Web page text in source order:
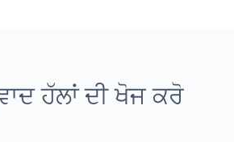
ਹੱਲਾਂ ਦੀ ਖੋਜ ਕਰੋ